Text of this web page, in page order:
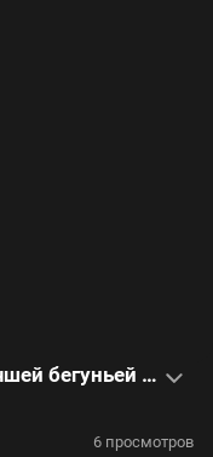
72-летняя медсестра стала лучшей бегуньей России в своем возрасте. Видеоинтервью
6 просмотров